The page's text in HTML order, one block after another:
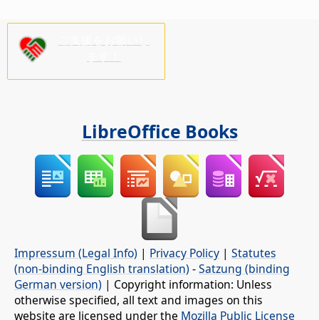
LibreOffice Books
Impressum (Legal Info) | Privacy Policy | Statutes
(non-binding English translation) -Satzung (binding
German version) | Copyright information: Unless
otherwise specified, all text and images on this
website are licensed under the Mozilla Public License